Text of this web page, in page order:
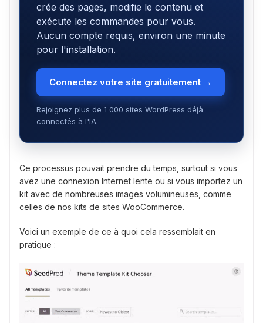
crée des pages, modifie le contenu et
exécute les commandes pour vous.
Aucun compte requis, environ une minute
pour l'installation.
Connectez votre site gratuitement →
Rejoignez plus de 1 000 sites WordPress déjà
connectés à l'IA.
Ce processus pouvait prendre du temps, surtout si vous
avez une connexion Internet lente ou si vous importez un
kit avec de nombreuses images volumineuses, comme
celles de nos kits de sites WooCommerce.
Voici un exemple de ce à quoi cela ressemblait en
pratique :